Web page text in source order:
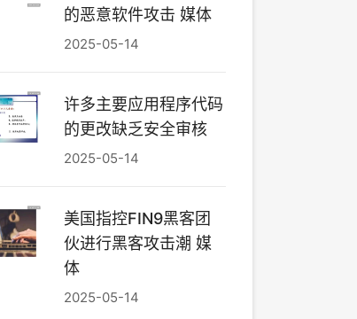
的恶意软件攻击 媒体
2025-05-14
许多主要应用程序代码
的更改缺乏安全审核
2025-05-14
美国指控FIN9黑客团
伙进行黑客攻击潮 媒
体
2025-05-14